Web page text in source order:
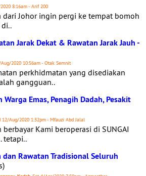
8:16am - Arif 200
dari Johor ingin pergi ke tempat bomoh
Jarak Dekat & Rawatan Jarak Jauh -
2020 10:56am - Otak Semnit
perkhidmatan yang disediakan
gangguan..
Warga Emas, Penagih Dadah, Pesakit
12/Aug/2020 1:32pm - Mfauzi Abd Jalal
berbayar Kami beroperasi di SUNGAI
tetapi..
Rawatan Tradisional Seluruh